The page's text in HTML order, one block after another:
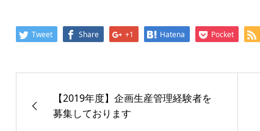
Tweet Share +1 Hatena Pocket
【2019年度】企画生産管理経験者を
募集しております